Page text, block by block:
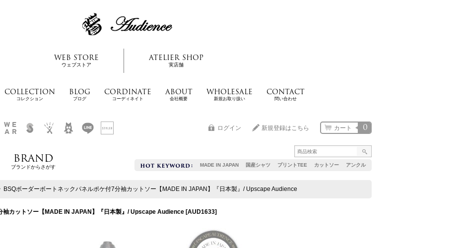
WEB STORE
ウェブストア
ATELIER SHOP
実店舗
COLLECTION
コレクション
BLOG
ブログ
CORDINATE
コーディネイト
ABOUT
会社概要
WHOLESALE
新規お取り扱い
CONTACT
問い合わせ
MADE IN JAPAN 国産シャツ プリントTEE カットソー アンクル
0
カート
ログイン 新規登録はこちら
BRAND
ブランドからさがす
BSQボーダーボートネックパネルポケ付7分袖カットソー【MADE IN JAPAN】『日本製』/ Upscape Audience
袖カットソー【MADE IN JAPAN】『日本製』/ Upscape Audience [AUD1633]